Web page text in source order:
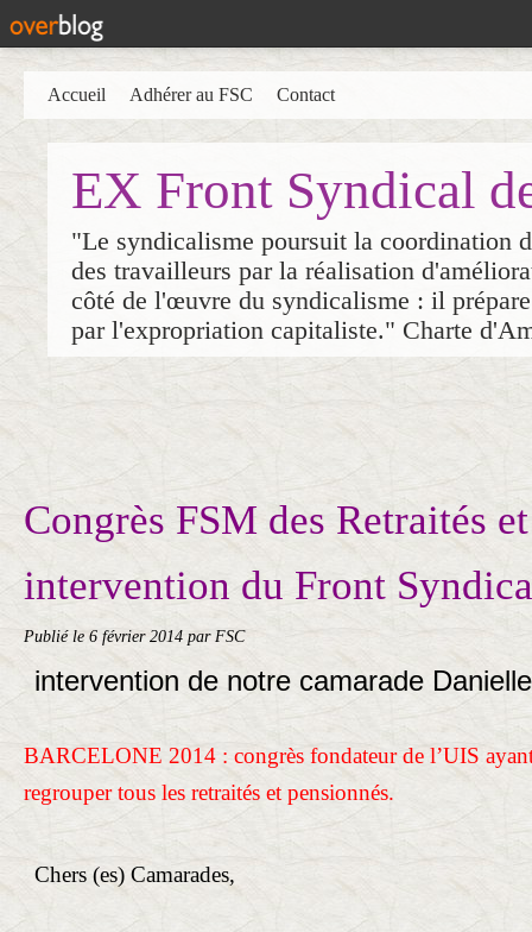
EX Front Syndical
"Le syndicalisme poursuit la coordination
des travailleurs par la réalisation
côté de l'œuvre du syndicalisme : il
par l'expropriation capitaliste." Charte
Accueil Adhérer au FSC Contact
Congrès FSM des Retraités
intervention du Front
Publié le 6 février 2014 par FSC
intervention de notre camarade
BARCELONE 2014 : congrès fondateur de l’UIS
regrouper tous les retraités et pensionnés.
Chers (es) Camarades,